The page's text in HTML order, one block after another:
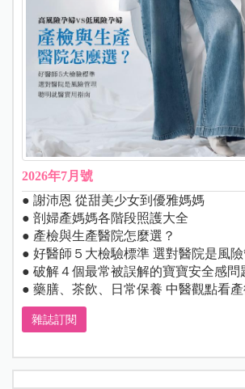
2026年7月號
● 謝沛恩 從甜美少女到優雅媽媽
● 剖婦產媽媽各階段照護大全
● 產檢與生產醫院怎麼選？
● 好醫師５大檢驗標準 選對醫院是風
● 破解４個最常被誤解的寶寶安全感問
● 藥膳、茶飲、日常保養 中醫觀點看
雜誌訂閱